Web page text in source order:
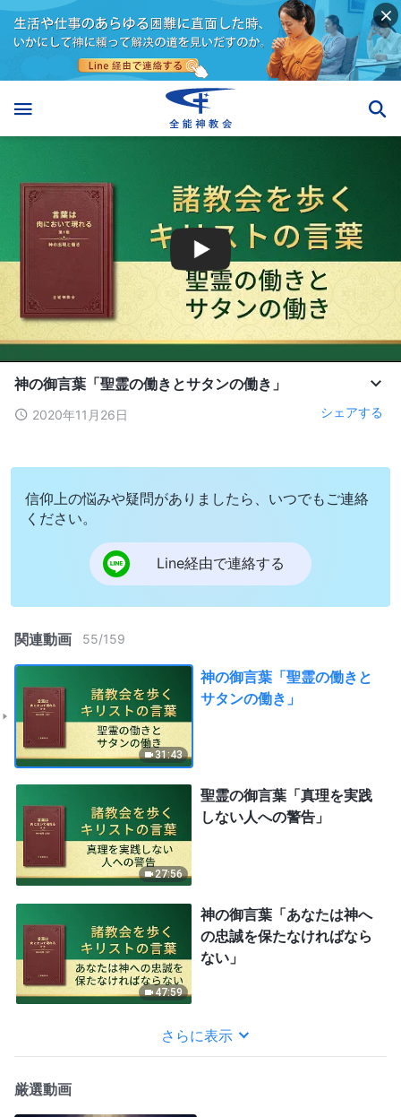
神の御言葉「聖霊の働きとサタンの働き」
2020年11月26日 シェアする
信仰上の悩みや疑問がありましたら、いつでもご連絡
ください。
Line経由で連絡する
関連動画 55/159
31:43
神の御言葉「聖霊の働きと
サタンの働き」
27:56
聖霊の御言葉「真理を実践
しない人への警告」
47:59
神の御言葉「あなたは神へ
の忠誠を保たなければなら
ない」
さらに表示
厳選動画